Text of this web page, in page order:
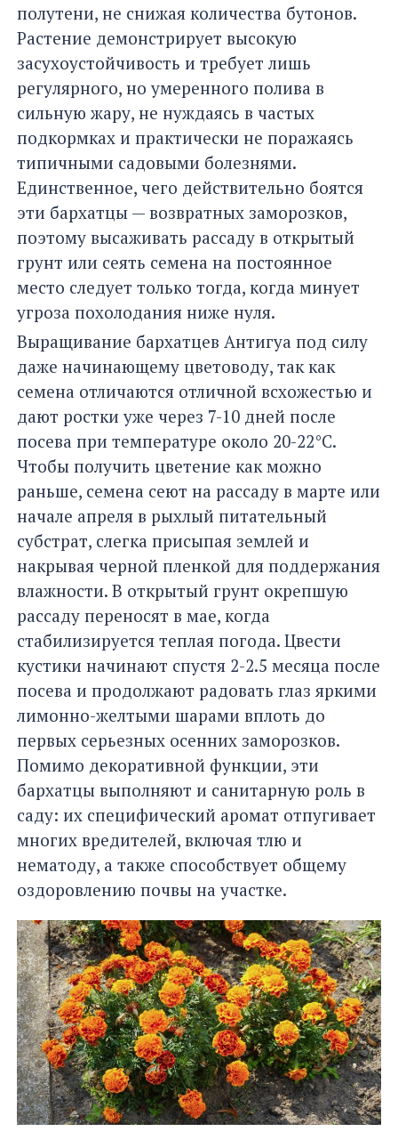
полутени, не снижая количества бутонов.
Растение демонстрирует высокую
засухоустойчивость и требует лишь
регулярного, но умеренного полива в
сильную жару, не нуждаясь в частых
подкормках и практически не поражаясь
типичными садовыми болезнями.
Единственное, чего действительно боятся
эти бархатцы — возвратных заморозков,
поэтому высаживать рассаду в открытый
грунт или сеять семена на постоянное
место следует только тогда, когда минует
угроза похолодания ниже нуля.
Выращивание бархатцев Антигуа под силу
даже начинающему цветоводу, так как
семена отличаются отличной всхожестью и
дают ростки уже через 7-10 дней после
посева при температуре около 20-22°C.
Чтобы получить цветение как можно
раньше, семена сеют на рассаду в марте или
начале апреля в рыхлый питательный
субстрат, слегка присыпая землей и
накрывая черной пленкой для поддержания
влажности. В открытый грунт окрепшую
рассаду переносят в мае, когда
стабилизируется теплая погода. Цвести
кустики начинают спустя 2-2.5 месяца после
посева и продолжают радовать глаз яркими
лимонно-желтыми шарами вплоть до
первых серьезных осенних заморозков.
Помимо декоративной функции, эти
бархатцы выполняют и санитарную роль в
саду: их специфический аромат отпугивает
многих вредителей, включая тлю и
нематоду, а также способствует общему
оздоровлению почвы на участке.